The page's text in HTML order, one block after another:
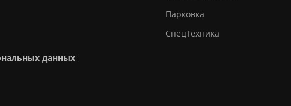
данных
Парковка
СпецТехника